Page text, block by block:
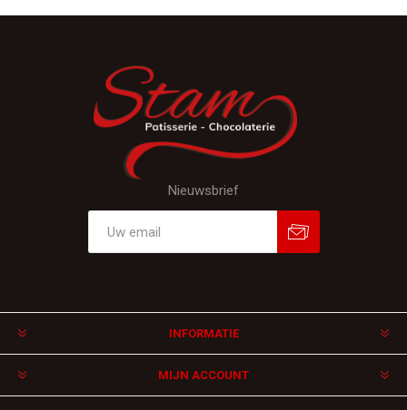
Nieuwsbrief
INFORMATIE
MIJN ACCOUNT